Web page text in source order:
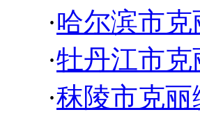
·哈尔滨市
·牡丹江市
·秣陵市克